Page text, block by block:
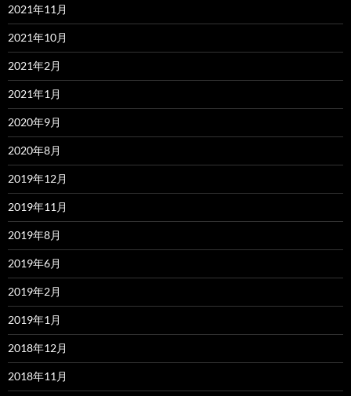
2021年11月
2021年10月
2021年2月
2021年1月
2020年9月
2020年8月
2019年12月
2019年11月
2019年8月
2019年6月
2019年2月
2019年1月
2018年12月
2018年11月